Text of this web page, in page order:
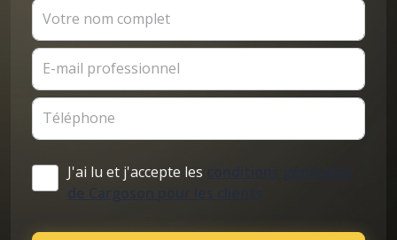
Votre nom complet
E-mail professionnel
Téléphone
J'ai lu et j'accepte les
conditions générales